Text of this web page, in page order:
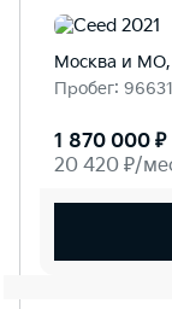
Москва и
Пробег:
1 870 000 ₽
20 420 ₽/